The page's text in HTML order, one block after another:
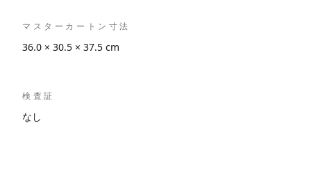
マスターカートン寸法
36.0 × 30.5 × 37.5 cm
検査証
なし